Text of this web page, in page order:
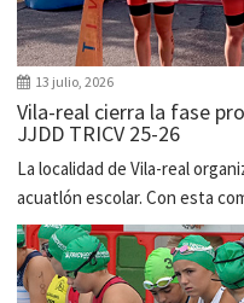
13 julio, 2026
Vila-real cierra la fase
JJDD TRICV 25-26
La localidad de Vila-real
acuatlón escolar. Con esta